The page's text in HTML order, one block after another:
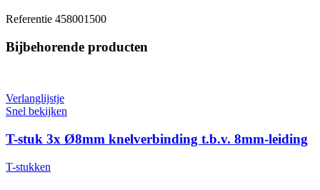
Referentie 458001500
Bijbehorende producten
Verlanglijstje
Snel bekijken
T-stuk 3x Ø8mm knelverbinding t.b.v. 8mm-leiding
T-stukken